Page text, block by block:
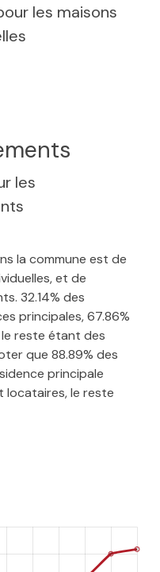
les maisons
les
la commune est de
et de
32.14% des
principales, 67.86%
reste étant des
que 88.89% des
principale
locataires, le reste